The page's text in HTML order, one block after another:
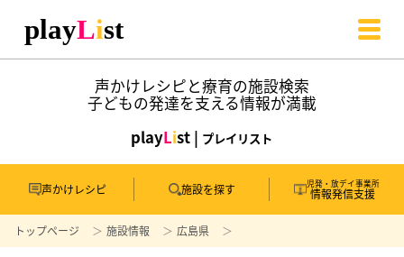
声かけレシピと療育の施設検索
子どもの発達を支える情報が満載
playList | プレイリスト
声かけレシピ 施設を探す 児発・放デイ事業所
情報発信支援
トップページ 施設情報 広島県